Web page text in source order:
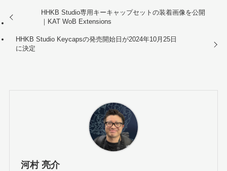
HHKB Studio専用キーキャップセットの装着画像を公開
｜KAT WoB Extensions
HHKB Studio Keycapsの発売開始日が2024年10月25日
に決定
河村 亮介